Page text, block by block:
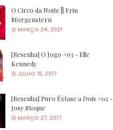
O Circo da Noite || Erin
Morgenstern
MARÇO 24, 2021
[Resenha] O Jogo #03 - Elle
Kennedy
JULHO 15, 2017
[Resenha] Puro Êxtase a Dois #02 -
Josy Stoque
MARÇO 27, 2017